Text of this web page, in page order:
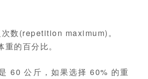
数(repetition maximum)。
的百分比。
60 公斤，如果选择 60% 的重